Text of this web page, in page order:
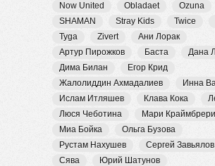
Now United
Obladaet
Ozuna
SHAMAN
Stray Kids Twice
Tyga
Zivert
Ани Лорак
Артур Пирожков
Баста
Дана
Дима Билан
Егор Крид
Жалолиддин Ахмадалиев
Инна
Ислам Итляшев
Клава Кока
Люся Чеботина
Мари Краймбрери
Миа Бойка
Ольга Бузова
Рустам Нахушев
Сергей Завьялов
Сява
Юрий Шатунов